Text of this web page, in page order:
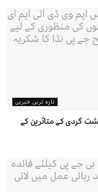
تازہ ترین خبریں
گردی کے متاثرین کے